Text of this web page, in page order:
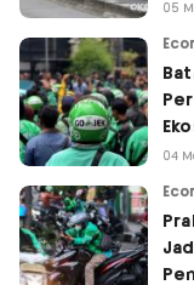
05
04